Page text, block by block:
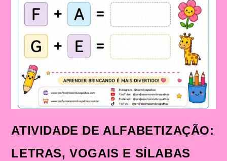
ATIVIDADE DE ALFABETIZAÇÃO:
LETRAS, VOGAIS E SÍLABAS